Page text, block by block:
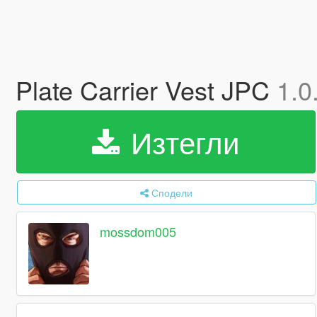
Plate Carrier Vest JPC
Изтегли
Сподели
mossdom005